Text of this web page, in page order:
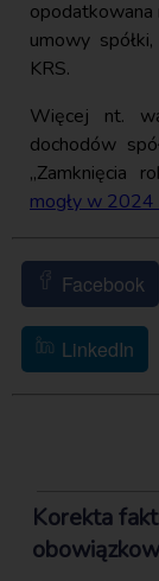
opodatkowana
umowy
KRS.
Więcej nt.
dochodów
„Zamknięcia
mogły w 2024
Facebook
LinkedIn
Korekta